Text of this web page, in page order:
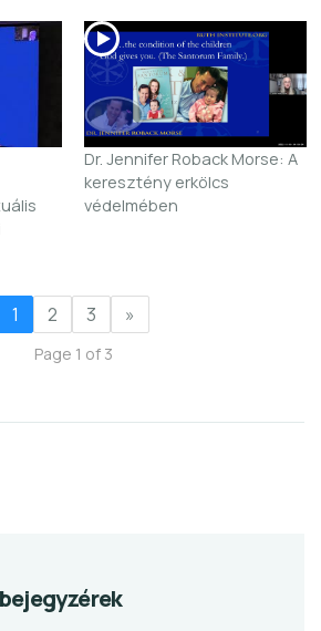
Dr. Jennifer Roback Morse: A
keresztény erkölcs
védelmében
1 2 3 »
Page 1 of 3